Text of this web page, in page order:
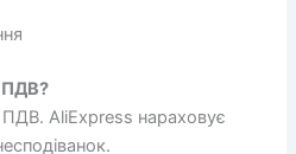
ПДВ?
AliExpress нараховує